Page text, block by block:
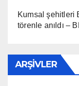
Kumsal şehitleri
törenle anıldı –
ARŞIVLER